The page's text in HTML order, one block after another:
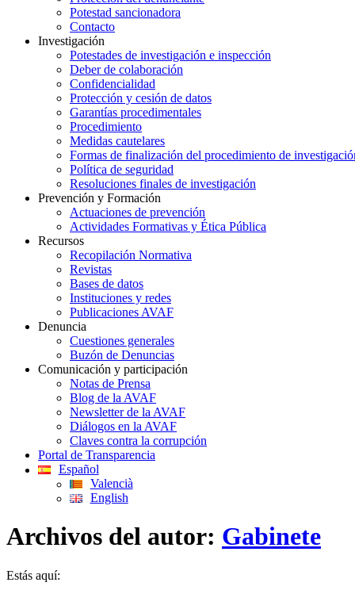
Potestad sancionadora
Contacto
Investigación
Potestades de investigación e inspección
Deber de colaboración
Confidencialidad
Protección y cesión de datos
Garantías procedimentales
Procedimiento
Medidas cautelares
Formas de finalización del procedimiento de
Política de seguridad
Resoluciones finales de investigación
Prevención y Formación
Actuaciones de prevención
Actividades Formativas y Ética Pública
Recursos
Recopilación Normativa
Revistas
Bases de datos
Instituciones y redes
Publicaciones AVAF
Denuncia
Cuestiones generales
Buzón de Denuncias
Comunicación y participación
Notas de Prensa
Blog de la AVAF
Newsletter de la AVAF
Diálogos en la AVAF
Claves contra la corrupción
Portal de Transparencia
Español
Valencià
English
Archivos del autor: Gabinete
Estás aquí: